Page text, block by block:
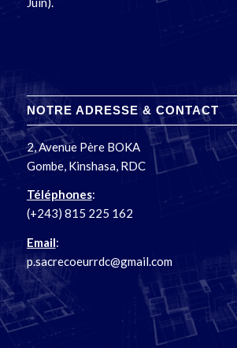
NOTRE ADRESSE & CONTACT
2, Avenue Père BOKA
Gombe, Kinshasa, RDC
Téléphones:
(+243) 815 225 162
Email:
p.sacrecoeurrdc@gmail.com